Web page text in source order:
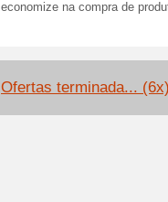
economize na compra de
Ofertas terminada... (6x)